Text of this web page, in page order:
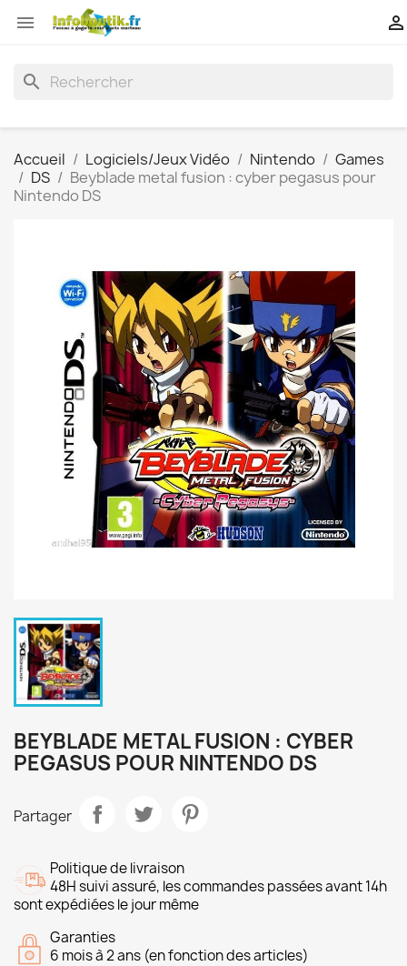
 
search
Accueil Logiciels/Jeux Vidéo Nintendo
Games
DS
Beyblade metal fusion : cyber pegasus pour
Nintendo DS
BEYBLADE METAL FUSION : CYBER
PEGASUS POUR NINTENDO DS
Partager
Politique de livraison
48H suivi assuré, les commandes passées avant 14h
sont expédiées le jour même
Garanties
6 mois à 2 ans (en fonction des articles)